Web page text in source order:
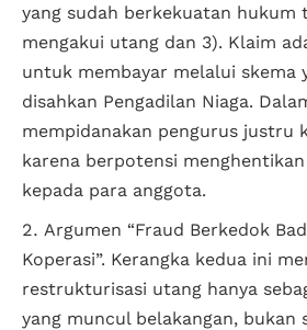
yang sudah berkekuatan hukum
mengakui utang dan 3). Klaim
untuk membayar melalui skema
disahkan Pengadilan Niaga.
mempidanakan pengurus justru
karena berpotensi
kepada para anggota.
Argumen “Fraud Berkedok
Koperasi”. Kerangka kedua ini
restrukturisasi utang hanya
yang muncul belakangan, bukan